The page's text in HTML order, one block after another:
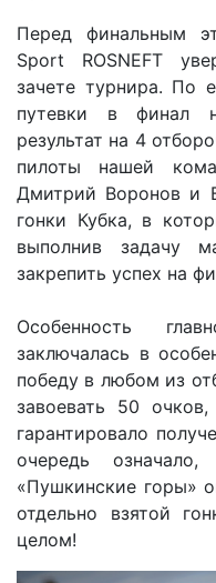
Перед финальным
Sport ROSNEFT
зачете турнира. По
путевки в финал
результат на 4
пилоты нашей
Дмитрий Воронов и
гонки Кубка, в
выполнив задачу
закрепить успех на
Особенность
заключалась в
победу в любом из
завоевать 50
гарантировало
очередь
«Пушкинские горы»
отдельно взятой
целом!